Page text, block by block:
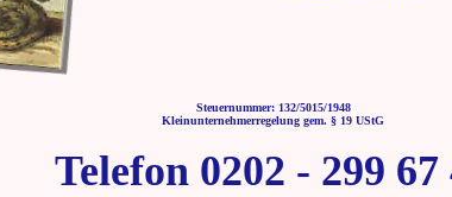
Steuernummer: 132/5015/1948
Kleinunternehmerregelung gem. § 19 UStG
Telefon 0202 - 299 67